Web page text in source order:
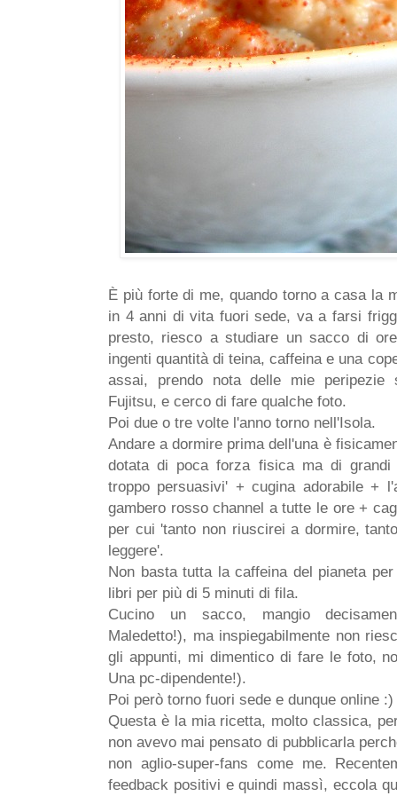
È più forte di me, quando torno a casa la
in 4 anni di vita fuori sede, va a farsi
presto, riesco a studiare un sacco di
ingenti quantità di teina, caffeina e una
assai, prendo nota delle mie peripezie
Fujitsu, e cerco di fare qualche foto.
Poi due o tre volte l'anno torno nell'Isola.
Andare a dormire prima dell'una è
dotata di poca forza fisica ma di
troppo persuasivi' + cugina adorabile +
gambero rosso channel a tutte le ore +
per cui 'tanto non riuscirei a dormire,
leggere'.
Non basta tutta la caffeina del pianeta
libri per più di 5 minuti di fila.
Cucino un sacco, mangio
Maledetto!), ma inspiegabilmente non
gli appunti, mi dimentico di fare le foto,
Una pc-dipendente!).
Poi però torno fuori sede e dunque online :)
Questa è la mia ricetta, molto classica,
non avevo mai pensato di pubblicarla
non aglio-super-fans come me.
feedback positivi e quindi massì, eccola